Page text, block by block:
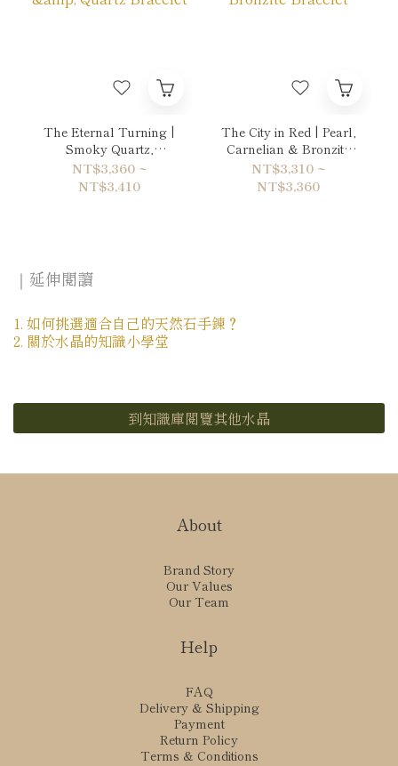
The Eternal Turning |
Smoky Quartz,
Bronzite & Quartz
Bracelet
NT$3,360 ~
NT$3,410
The City in Red | Pearl,
Carnelian & Bronzite
Bracelet
NT$3,310 ~
NT$3,360
｜延伸閱讀
1. 如何挑選適合自己的天然石手鍊？
2. 關於水晶的知識小學堂
到知識庫閱覽其他水晶
About
Brand Story
Our Values
Our Team
Help
FAQ
Delivery & Shipping
Payment
Return Policy
Terms & Conditions